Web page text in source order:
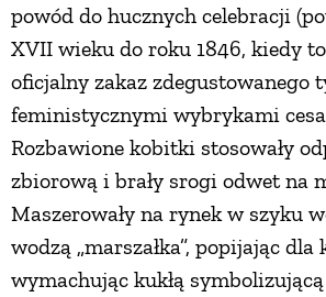
powód do hucznych celebracji
XVII wieku do roku 1846, kiedy
oficjalny zakaz zdegustowanego
feministycznymi wybrykami
Rozbawione kobitki stosowały
zbiorową i brały srogi odwet na
Maszerowały na rynek w szyku
wodzą „marszałka”, popijając dla
wymachując kukłą